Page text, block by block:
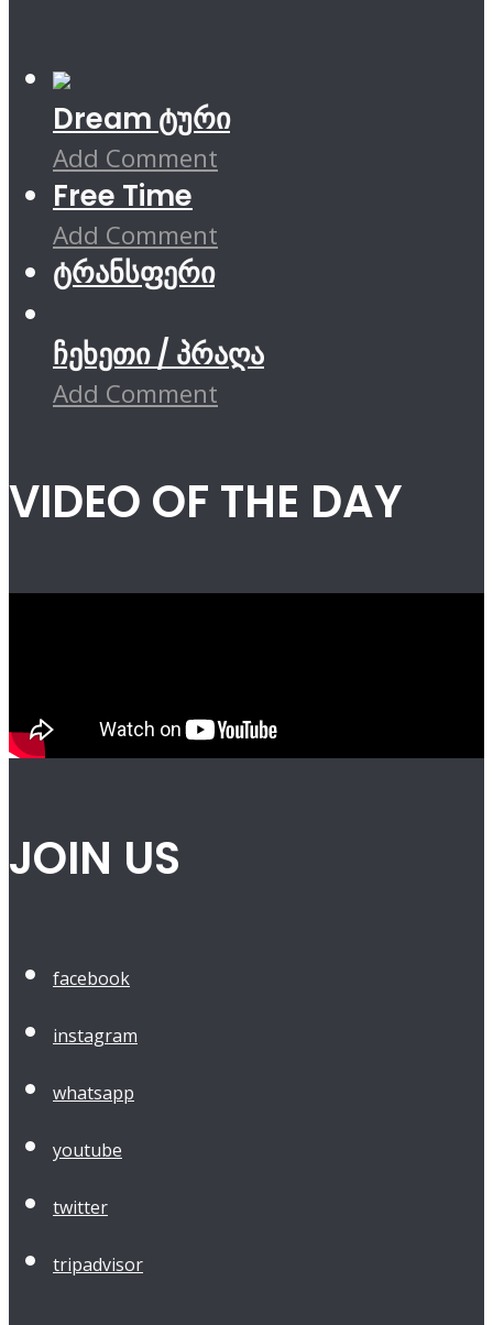
Dream ტური
Add Comment
Free Time
Add Comment
ტრანსფერი
ჩეხეთი / პრაღა
Add Comment
VIDEO OF THE DAY
JOIN US
facebook
instagram
whatsapp
youtube
twitter
tripadvisor